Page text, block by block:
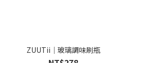
ZUUTii｜玻璃調味刷瓶